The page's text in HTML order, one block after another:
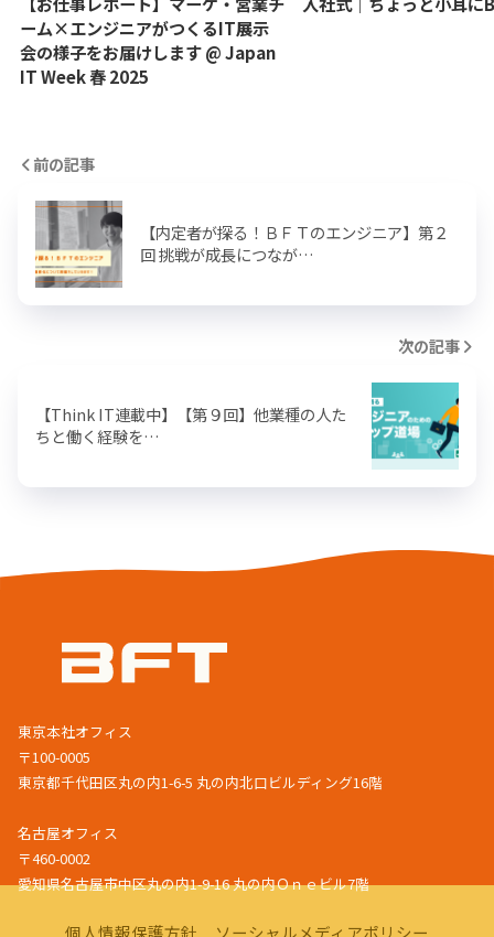
ーム×エンジニアがつくるIT展示
会の様子をお届けします @ Japan
IT Week 春 2025
前の記事
【内定者が探る！ＢＦＴのエンジニア】第２
回 挑戦が成長につなが…
次の記事
【Think IT連載中】【第９回】他業種の人た
ちと働く経験を…
東京本社オフィス
〒100-0005
東京都千代田区丸の内1-6-5 丸の内北口ビルディング16階
名古屋オフィス
〒460-0002
愛知県名古屋市中区丸の内1-9-16 丸の内Ｏｎｅビル7階
個人情報保護方針 ソーシャルメディアポリシー